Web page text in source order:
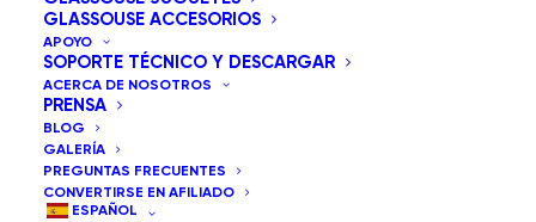
GLASSOUSE ACCESORIOS
APOYO
SOPORTE TÉCNICO Y DESCARGAR
ACERCA DE NOSOTROS
PRENSA
BLOG
GALERÍA
PREGUNTAS FRECUENTES
CONVERTIRSE EN AFILIADO
ESPAÑOL
Ordenar por popularidad
Ordenar por los últimos
Ordenar por precio: alto a bajo